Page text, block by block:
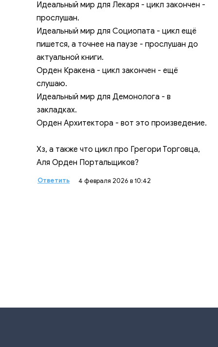
Идеальный мир для Лекаря - цикл закончен -
прослушан.
Идеальный мир для Социопата - цикл ещё
пишется, а точнее на паузе - прослушан до
актуальной книги.
Орден Кракена - цикл закончен - ещё
слушаю.
Идеальный мир для Демонолога - в
закладках.
Орден Архитектора - вот это произведение.
Хз, а также что цикл про Грегори Торговца,
Аля Орден Портальщиков?
Ответить 4 февраля 2026 в 10:42